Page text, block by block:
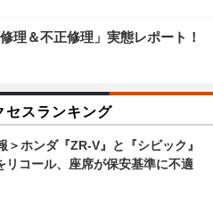
理＆不正修理」実態レポート！
セスランキング
＞ホンダ『ZR-V』と『シビック』
リコール、座席が保安基準に不適